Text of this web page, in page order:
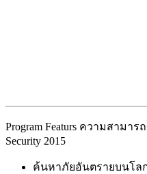
Program Featurs ความสามา
Security 2015
ค้นหาภัยอันตรายบนโล